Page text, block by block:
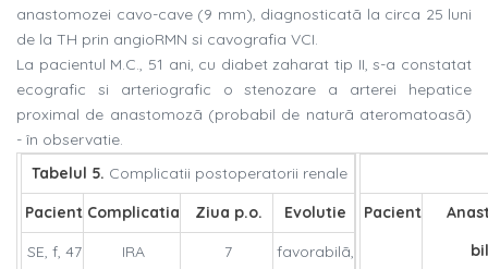
anastomozei cavo-cave (9 mm), diagnosticatã la circa 25 luni
de la TH prin angioRMN si cavografia VCI.
La pacientul M.C., 51 ani, cu diabet zaharat tip II, s-a constatat
ecografic si arteriografic o stenozare a arterei hepatice
proximal de anastomozã (probabil de naturã ateromatoasã)
- în observatie.
Tabelul 5. Complicatii postoperatorii renale
Pacient Complicatia Ziua p.o.
Evolutie
SE, f, 47
IRA 7 favorabilã,
Pacient